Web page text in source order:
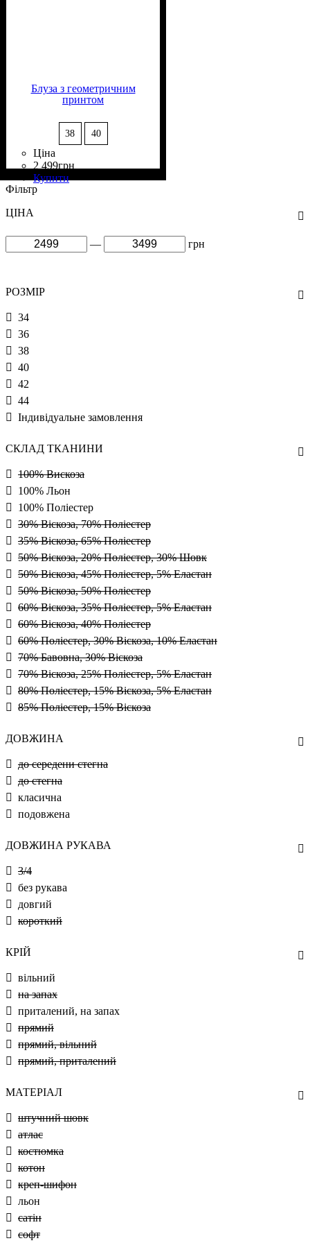
Блуза з геометричним
принтом
38 40
Ціна
2 499грн
Купити
Склад тканини
Поліестер
Крій: вільний
Довжина: подовжена
Довжина рукава
Стиль: casual
Фільтр
ЦІНА
— грн
РОЗМІР
34
36
38
40
42
44
Індивідуальне замовлення
СКЛАД ТКАНИНИ
100% Вискоза
100% Льон
100% Поліестер
30% Віскоза, 70% Поліестер
35% Віскоза, 65% Поліестер
50% Віскоза, 20% Поліестер, 30% Шовк
50% Віскоза, 45% Поліестер, 5% Еластан
50% Віскоза, 50% Поліестер
60% Віскоза, 35% Поліестер, 5% Еластан
60% Віскоза, 40% Поліестер
60% Поліестер, 30% Віскоза, 10% Еластан
70% Бавовна, 30% Віскоза
70% Віскоза, 25% Поліестер, 5% Еластан
80% Поліестер, 15% Віскоза, 5% Еластан
85% Поліестер, 15% Віскоза
ДОВЖИНА
до середени стегна
до стегна
класична
подовжена
ДОВЖИНА РУКАВА
3/4
без рукава
довгий
короткий
КРІЙ
вільний
на запах
приталений, на запах
прямий
прямий, вільний
прямий, приталений
МАТЕРІАЛ
штучний шовк
атлас
костюмка
котон
креп-шифон
льон
сатін
софт